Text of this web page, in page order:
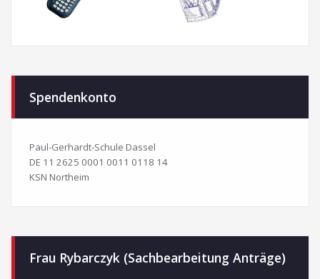
Spendenkonto
Paul-Gerhardt-Schule Dassel
DE 11 2625 0001 0011 0118 14
KSN Northeim
Frau Rybarczyk (Sachbearbeitung Anträge)